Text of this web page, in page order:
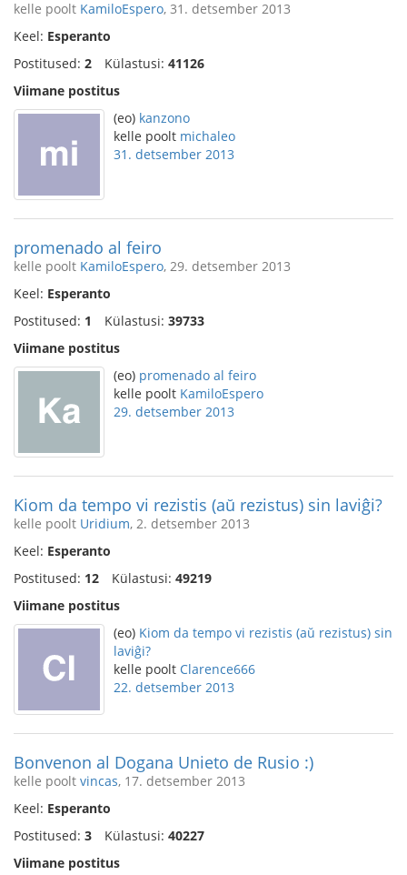
kelle poolt KamiloEspero, 31. detsember 2013
Keel: Esperanto
Postitused: 2 Külastusi: 41126
Viimane postitus
(eo) kanzono
kelle poolt michaleo
31. detsember 2013
promenado al feiro
kelle poolt KamiloEspero, 29. detsember 2013
Keel: Esperanto
Postitused: 1 Külastusi: 39733
Viimane postitus
(eo) promenado al feiro
kelle poolt KamiloEspero
29. detsember 2013
Kiom da tempo vi rezistis (aŭ rezistus) sin laviĝi?
kelle poolt Uridium, 2. detsember 2013
Keel: Esperanto
Postitused: 12 Külastusi: 49219
Viimane postitus
(eo) Kiom da tempo vi rezistis (aŭ rezistus) sin
laviĝi?
kelle poolt Clarence666
22. detsember 2013
Bonvenon al Dogana Unieto de Rusio :)
kelle poolt vincas, 17. detsember 2013
Keel: Esperanto
Postitused: 3 Külastusi: 40227
Viimane postitus